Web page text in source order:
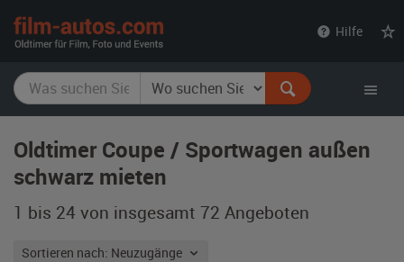
Hilfe
Oldtimer Coupe / Sportwagen außen
schwarz mieten
1 bis 24 von insgesamt 72 Angeboten
Sortieren nach: Neuzugänge